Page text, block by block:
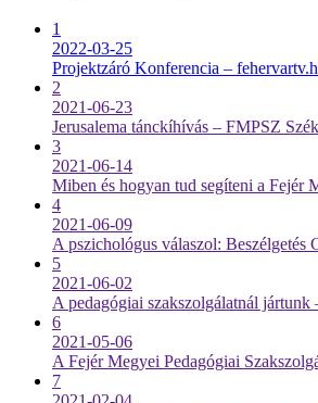
1
2022-03-25
Projektzáró Konferencia –
2
2021-06-23
Jerusalema tánckíhívás – FMPSZ
3
2021-06-14
Miben és hogyan tud segíteni a Fejér
4
2021-06-09
A pszichológus válaszol:
5
2021-06-02
A pedagógiai szakszolgálatnál
6
2021-05-06
A Fejér Megyei Pedagógiai
7